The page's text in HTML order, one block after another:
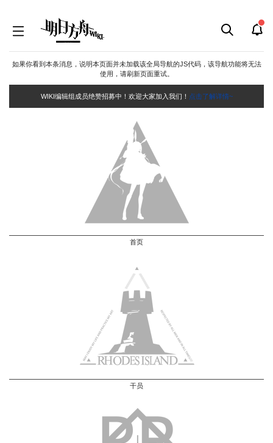
如果你看到本条消息，说明本页面并未加载该全局导航的JS代码，该导航功能将无法
使用，请刷新页面重试。
WIKI编辑组成员绝赞招募中！欢迎大家加入我们！ 点击了解详情~
首页
干员